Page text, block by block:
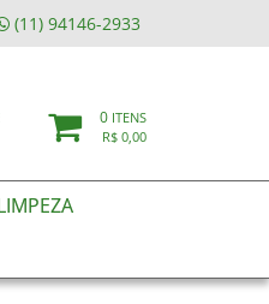
(11) 94146-2933
0 ITENS
R$ 0,00